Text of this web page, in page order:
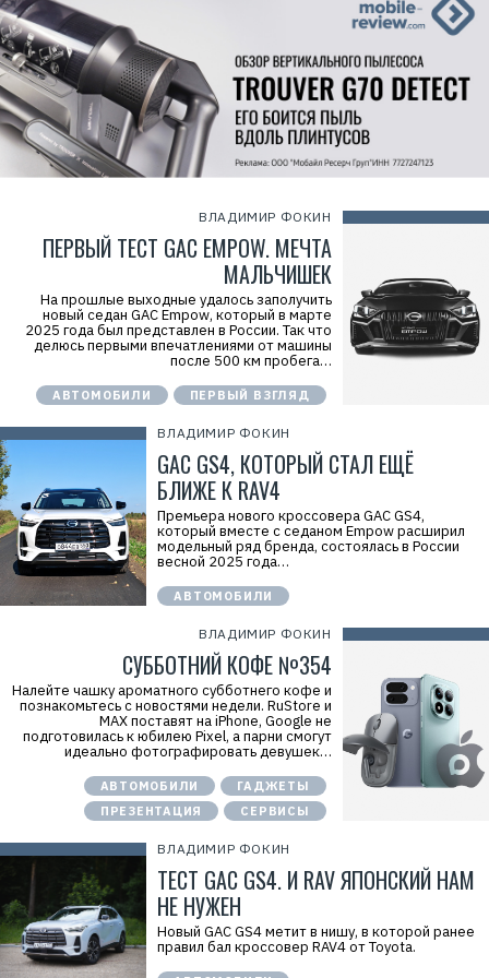
ВЛАДИМИР ФОКИН
ПЕРВЫЙ ТЕСТ GAC EMPOW. МЕЧТА
МАЛЬЧИШЕК
На прошлые выходные удалось заполучить
новый седан GAC Empow, который в марте
2025 года был представлен в России. Так что
делюсь первыми впечатлениями от машины
после 500 км пробега…
АВТОМОБИЛИ ПЕРВЫЙ ВЗГЛЯД
ВЛАДИМИР ФОКИН
GAC GS4, КОТОРЫЙ СТАЛ ЕЩЁ
БЛИЖЕ К RAV4
Премьера нового кроссовера GAC GS4,
который вместе с седаном Empow расширил
модельный ряд бренда, состоялась в России
весной 2025 года…
АВТОМОБИЛИ
ВЛАДИМИР ФОКИН
СУББОТНИЙ КОФЕ №354
Налейте чашку ароматного субботнего кофе и
познакомьтесь с новостями недели. RuStore и
МАХ поставят на iPhone, Google не
подготовилась к юбилею Pixel, а парни смогут
идеально фотографировать девушек…
АВТОМОБИЛИ
ГАДЖЕТЫ
ПРЕЗЕНТАЦИЯ
СЕРВИСЫ
ВЛАДИМИР ФОКИН
ТЕСТ GAC GS4. И RAV ЯПОНСКИЙ НАМ
НЕ НУЖЕН
Новый GAC GS4 метит в нишу, в которой ранее
правил бал кроссовер RAV4 от Toyota.